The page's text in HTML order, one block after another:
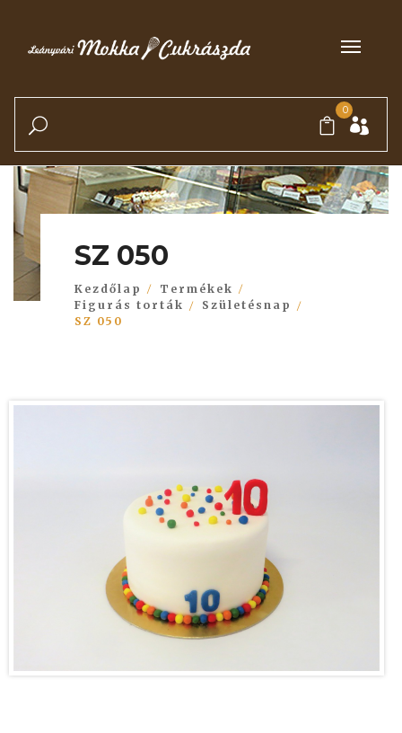
0
SZ 050
Kezdőlap
Termékek
Figurás torták
Születésnap
SZ 050